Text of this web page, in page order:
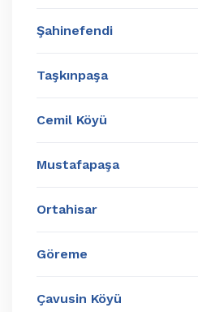
Şahinefendi
Taşkınpaşa
Cemil Köyü
Mustafapaşa
Ortahisar
Göreme
Çavusin Köyü